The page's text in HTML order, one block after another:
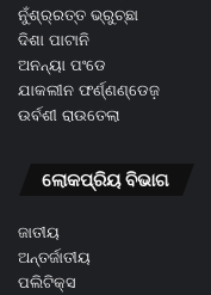
ନୁଁଶ୍ର୍ରତ୍ତ ଭ୍ରୁଚ୍ଛା
ଦିଶା ପାଟାନି
ଅନନ୍ୟା ପଂଡେ
ଯାକଲୀନ ଫର୍ଣ୍ଣଣ୍ଡେଜ଼
ଉର୍ବଶୀ ରାଉତେଲା
ଲୋକପ୍ରିୟ ବିଭାଗ
ଜାତୀୟ
ଅନ୍ତର୍ଜାତୀୟ
ପଲିଟିକ୍ସ